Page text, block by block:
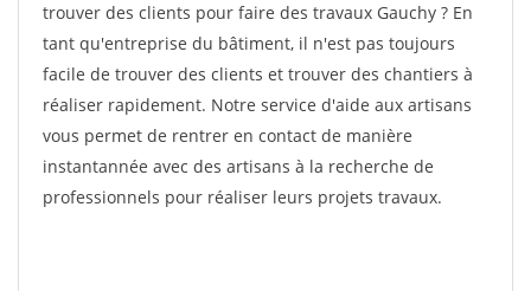
trouver des clients pour faire des travaux Gauchy ? En
tant qu'entreprise du bâtiment, il n'est pas toujours
facile de trouver des clients et trouver des chantiers à
réaliser rapidement. Notre service d'aide aux artisans
vous permet de rentrer en contact de manière
instantannée avec des artisans à la recherche de
professionnels pour réaliser leurs projets travaux.